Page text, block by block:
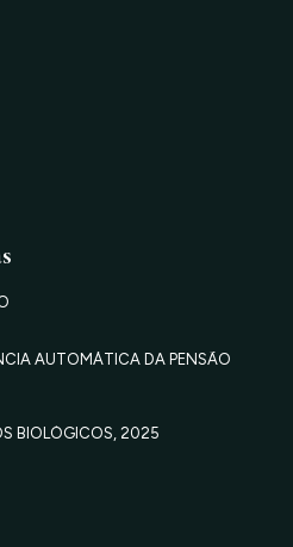
AUTOMÁTICA DA PENSÃO
BIOLÓGICOS, 2025